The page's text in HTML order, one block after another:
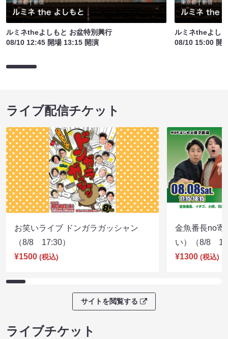
ルミネtheよしもと お盆特別興行
08/10 12:45 開場 13:15 開演
ルミネtheよし
08/10 15:00 開
ライブ配信チケット
お笑いライブ ドンガラガッシャン
（8/8 17:30）
¥1500 (税込)
金魚番長no寄
い）（8/8
¥1300 (税込)
サイトを閲覧する
ライブチケット